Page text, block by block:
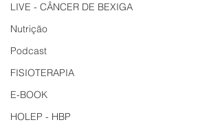
LIVE - CÂNCER DE BEXIGA
Nutrição
Podcast
FISIOTERAPIA
E-BOOK
HOLEP - HBP